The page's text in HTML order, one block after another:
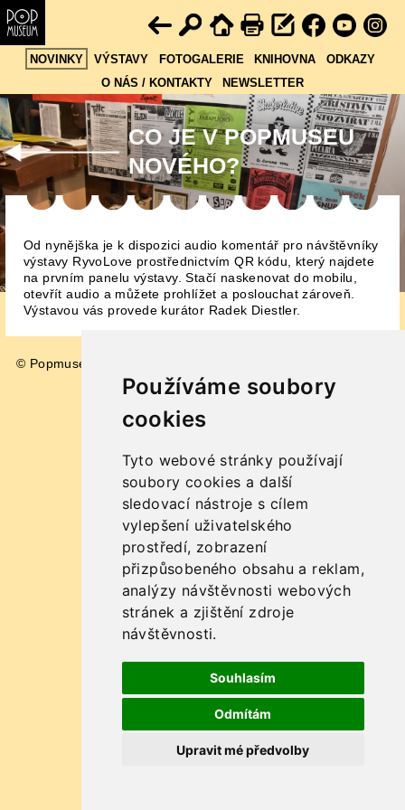
Používáme soubory
cookies
Tyto webové stránky používají
soubory cookies a další
sledovací nástroje s cílem
vylepšení uživatelského
prostředí, zobrazení
přizpůsobeného obsahu a reklam,
analýzy návštěvnosti webových
stránek a zjištění zdroje
návštěvnosti.
Souhlasím
Odmítám
Upravit mé předvolby
NOVINKY VÝSTAVY FOTOGALERIE KNIHOVNA
ODKAZY
O NÁS / KONTAKTY
NEWSLETTER
CO JE V POPMUSEU
NOVÉHO?
Od nynějška je k dispozici audio komentář pro návštěvníky
výstavy RyvoLove prostřednictvím QR kódu, který najdete
na prvním panelu výstavy. Stačí naskenovat do mobilu,
otevřít audio a můžete prohlížet a poslouchat zároveň.
Výstavou vás provede kurátor Radek Diestler.
© Popmuseum 2026